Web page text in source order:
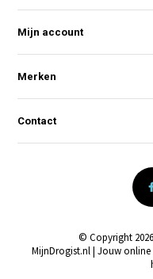
Mijn account
Merken
Contact
© Copyright
MijnDrogist.nl | Jouw